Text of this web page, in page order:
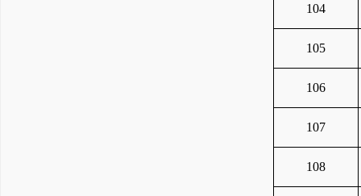
104
105
106
107
108